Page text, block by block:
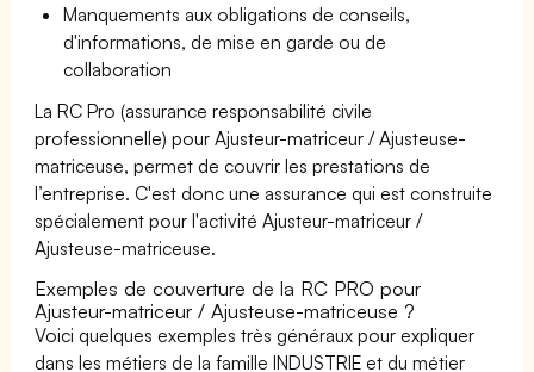
Manquements aux obligations de conseils,
d'informations, de mise en garde ou de
collaboration
La RC Pro (assurance responsabilité civile
professionnelle) pour Ajusteur-matriceur / Ajusteuse-
matriceuse, permet de couvrir les prestations de
l’entreprise. C'est donc une assurance qui est construite
spécialement pour l'activité Ajusteur-matriceur /
Ajusteuse-matriceuse.
Exemples de couverture de la RC PRO pour
Ajusteur-matriceur / Ajusteuse-matriceuse ?
Voici quelques exemples très généraux pour expliquer
dans les métiers de la famille INDUSTRIE et du métier